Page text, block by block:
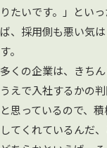
りたいです。」とい
ば、採用側も悪い気
す。
多くの企業は、きち
うえで入社するかの
と思っているので、
してくれているんだ、